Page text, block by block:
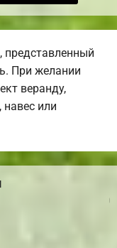
представленный
При желании
веранду,
навес или